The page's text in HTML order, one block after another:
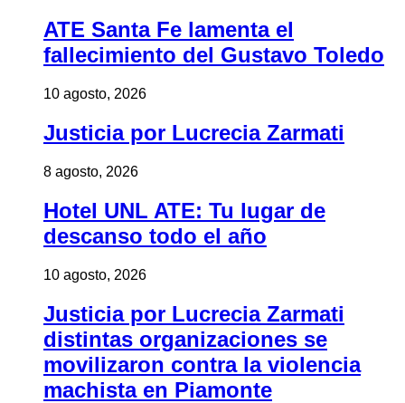
ATE Santa Fe lamenta el
fallecimiento del Gustavo Toledo
10 agosto, 2026
Justicia por Lucrecia Zarmati
8 agosto, 2026
Hotel UNL ATE: Tu lugar de
descanso todo el año
10 agosto, 2026
Justicia por Lucrecia Zarmati
distintas organizaciones se
movilizaron contra la violencia
machista en Piamonte